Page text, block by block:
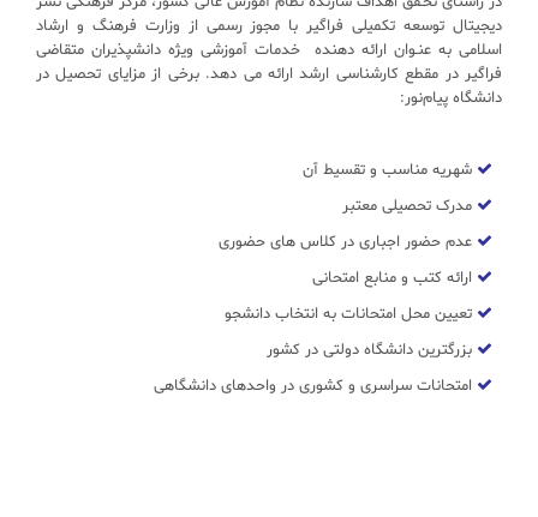
دیجیتال توسعه تکمیلی فراگیر با مجوز رسمی از وزارت فرهنگ و ارشاد
اسلامی به عنـوان ارائه دهنده خدمات آموزشی ویژه دانشپذیران متقاضی
فراگیر در مقطع کارشناسی ارشد ارائه می دهد. برخی از مزایای تحصیل در
دانشگاه پیام‌نور:
شهریه مناسب و تقسیط آن
مدرک تحصیلی معتبر
عدم حضور اجباری در کلاس های حضوری
ارائه کتب و منابع امتحانی
تعیین محل امتحانات به انتخاب دانشجو
بزرگترین دانشگاه دولتی در کشور
امتحانات سراسری و کشوری در واحدهای دانشگاهی